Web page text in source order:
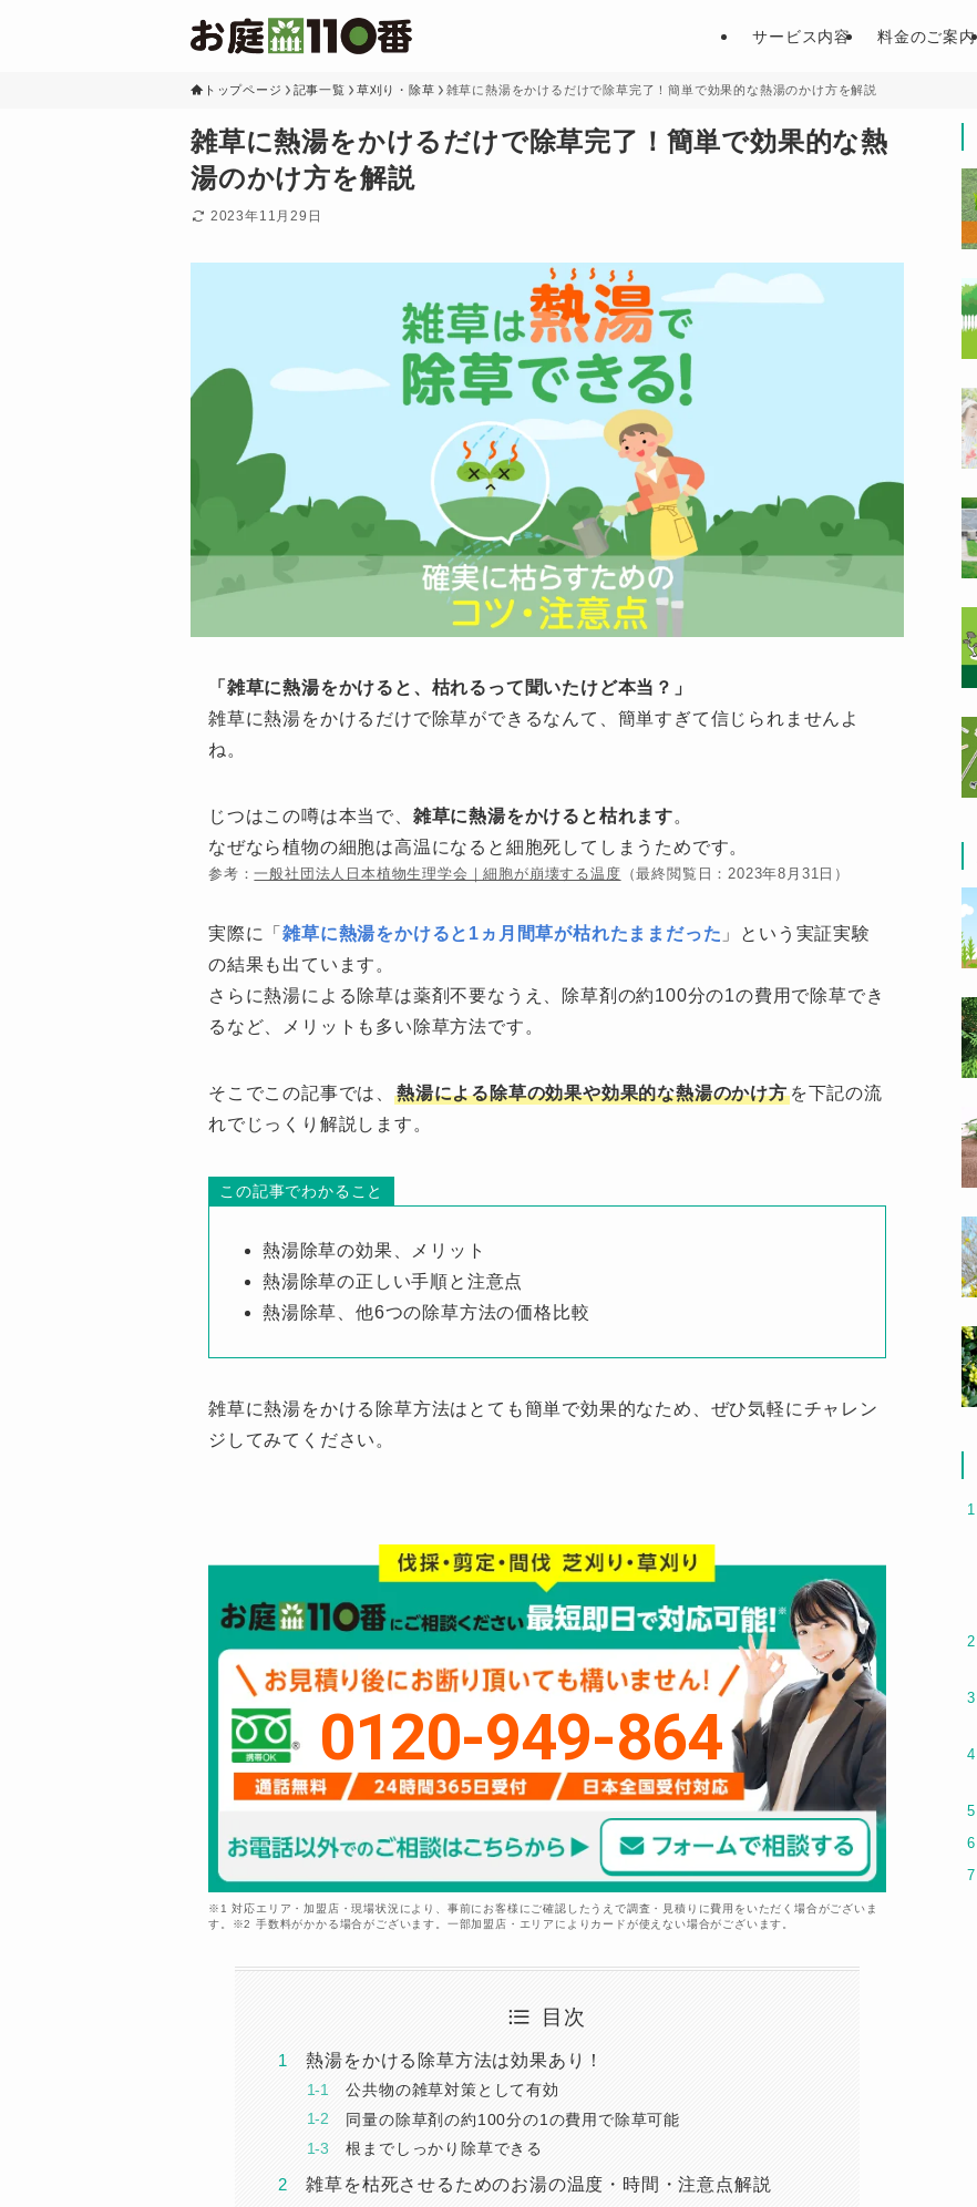
サービス内容 料金のご案内
トップページ 記事一覧 草刈り・除草 雑草に熱湯をかけるだけで除草完了！簡単で効果的な熱湯のかけ方を解説
雑草に熱湯をかけるだけで除草完了！簡単で効果的な熱
湯のかけ方を解説
2023年11月29日
「雑草に熱湯をかけると、枯れるって聞いたけど本当？」
雑草に熱湯をかけるだけで除草ができるなんて、簡単すぎて信じられませんよ
ね。
じつはこの噂は本当で、 雑草に熱湯をかけると枯れます。
なぜなら植物の細胞は高温になると細胞死してしまうためです。
参考：一般社団法人日本植物生理学会｜細胞が崩壊する温度 （最終閲覧日：2023年8月31日）
実際に「雑草に熱湯をかけると1ヵ月間草が枯れたままだった 」という実証実験
の結果も出ています。
さらに熱湯による除草は薬剤不要なうえ、除草剤の約100分の1の費用で除草でき
るなど、メリットも多い除草方法です。
そこでこの記事では、 熱湯による除草の効果や効果的な熱湯のかけ方を下記の流
れでじっくり解説します。
この記事でわかること
熱湯除草の効果、メリット
熱湯除草の正しい手順と注意点
熱湯除草、他6つの除草方法の価格比較
雑草に熱湯をかける除草方法はとても簡単で効果的なため、ぜひ気軽にチャレン
ジしてみてください。
0120-949-864
※1 対応エリア・加盟店・現場状況により、事前にお客様にご確認したうえで調査・見積りに費用をいただく場合がございま
す。※2 手数料がかかる場合がございます。一部加盟店・エリアによりカードが使えない場合がございます。
目次
熱湯をかける除草方法は効果あり！
公共物の雑草対策として有効
同量の除草剤の約100分の1の費用で除草可能
根までしっかり除草できる
雑草を枯死させるためのお湯の温度・時間・注意点解説